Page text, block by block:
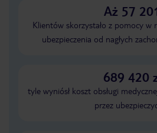
Aż 57
Klientów skorzystało z pomocy w
ubezpieczenia od nagłych
689 420
tyle wyniósł koszt obsługi
przez